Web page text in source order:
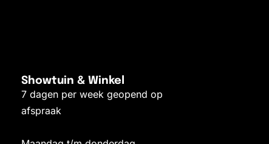
Showtuin & Winkel
7 dagen per week geopend op
afspraak